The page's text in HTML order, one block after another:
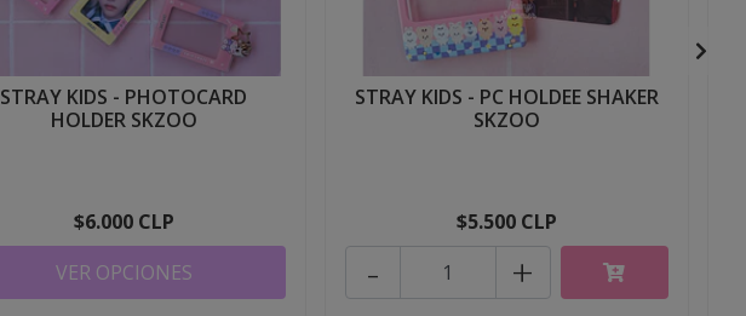
STRAY KIDS - PHOTOCARD
HOLDER SKZOO
$6.000 CLP
VER OPCIONES
STRAY KIDS - PC HOLDEE SHAKER
SKZOO
$5.500 CLP
+
-